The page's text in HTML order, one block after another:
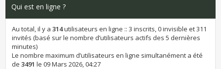
Qui est en ligne ?
Au total, il y a314utilisateurs en ligne :: 3 inscrits, 0 invisible et 311
invités (basé sur le nombre d’utilisateurs actifs des 5 dernières
minutes)
Le nombre maximum d’utilisateurs en ligne simultanément a été
de3491 le 09 Mars 2026, 04:27